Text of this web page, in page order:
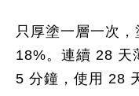
只厚塗一層一次
18%。連續 28 天
5 分鐘，使用 28